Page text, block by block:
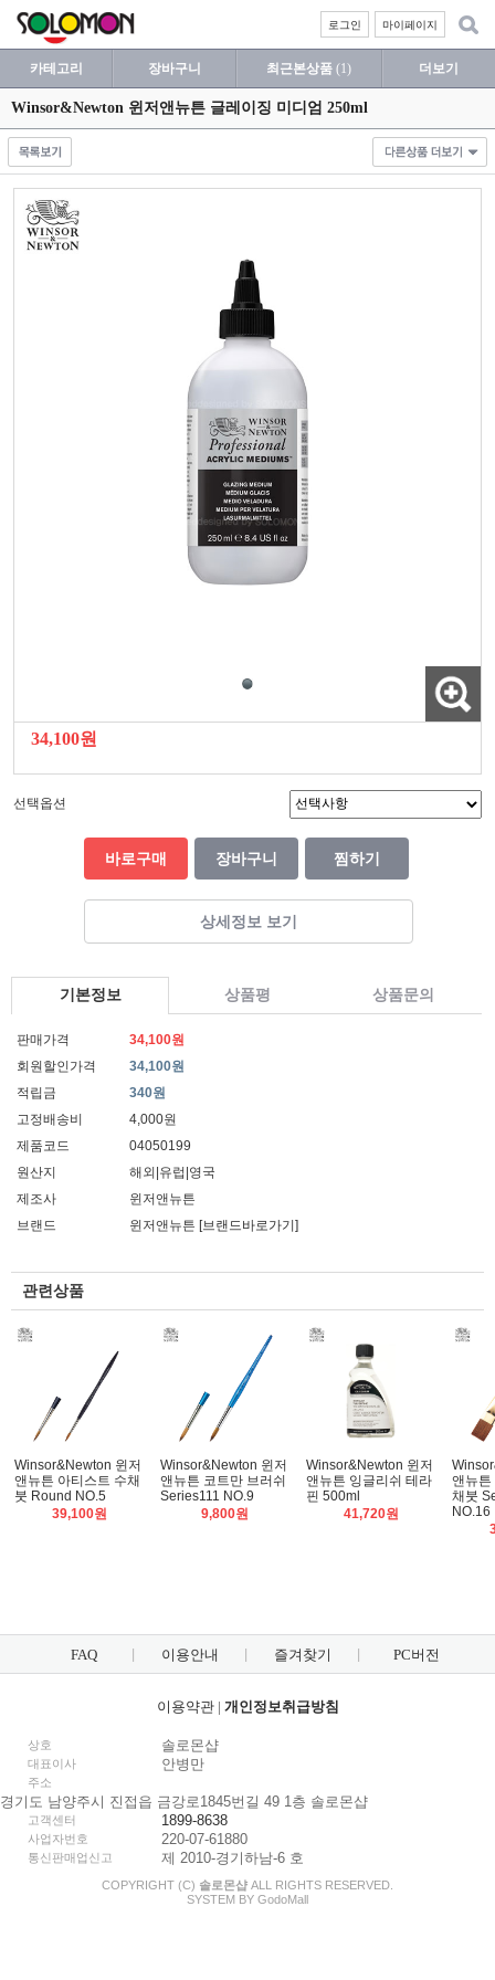
마이페이지
로그인
카테고리 장바구니 최근본상품 (1) 더보기
Winsor&Newton 윈저앤뉴튼 글레이징 미디엄 250ml
34,100원
선택옵션
바로구매 장바구니 찜하기
상세정보 보기
기본정보 상품평 상품문의
판매가격
34,100원
회원할인가격
34,100원
적립금
340원
고정배송비
4,000원
제품코드
04050199
원산지
해외|유럽|영국
제조사
윈저앤뉴튼
브랜드
윈저앤뉴튼 [브랜드바로가기]
관련상품
Winsor&Newton 윈저
앤뉴튼 아티스트 수채
붓 Round NO.5
39,100원
Winsor&Newton 윈저
앤뉴튼 코트만 브러쉬
Series111 NO.9
9,800원
Winsor&Newton 윈저
앤뉴튼 잉글리쉬 테라
핀 500ml
41,720원
앤뉴튼
채붓
NO.16
FAQ 이용안내 즐겨찾기 PC버전
이용약관| 개인정보취급방침
상호 솔로몬샵
대표이사 안병만
주소
경기도 남양주시 진접읍 금강로1845번길 49 1층 솔로몬샵
고객센터 1899-8638
사업자번호 220-07-61880
통신판매업신고 제 2010-경기하남-6 호
COPYRIGHT (C) 솔로몬샵 ALL RIGHTS RESERVED.
SYSTEM BY GodoMall